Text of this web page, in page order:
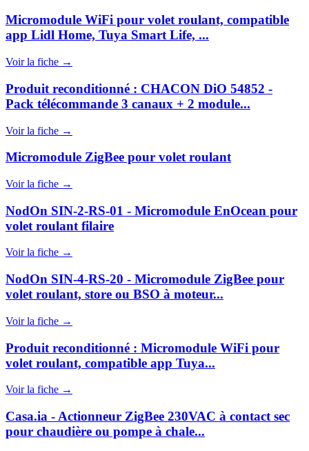
Micromodule WiFi pour volet roulant, compatible
app Lidl Home, Tuya Smart Life, ...
Voir la fiche →
Produit reconditionné : CHACON DiO 54852 -
Pack télécommande 3 canaux + 2 module...
Voir la fiche →
Micromodule ZigBee pour volet roulant
Voir la fiche →
NodOn SIN-2-RS-01 - Micromodule EnOcean pour
volet roulant filaire
Voir la fiche →
NodOn SIN-4-RS-20 - Micromodule ZigBee pour
volet roulant, store ou BSO à moteur...
Voir la fiche →
Produit reconditionné : Micromodule WiFi pour
volet roulant, compatible app Tuya...
Voir la fiche →
Casa.ia - Actionneur ZigBee 230VAC à contact sec
pour chaudière ou pompe à chale...